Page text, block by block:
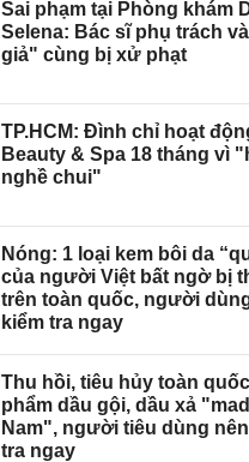
Sai phạm tại Phòng khám
Selena: Bác sĩ phụ trách
giả" cùng bị xử phạt
TP.HCM: Đình chỉ hoạt
Beauty & Spa 18 tháng vì
nghề chui"
Nóng: 1 loại kem bôi da
của người Việt bất ngờ bị
trên toàn quốc, người
kiểm tra ngay
Thu hồi, tiêu hủy toàn
phẩm dầu gội, dầu xả
Nam", người tiêu dùng
tra ngay